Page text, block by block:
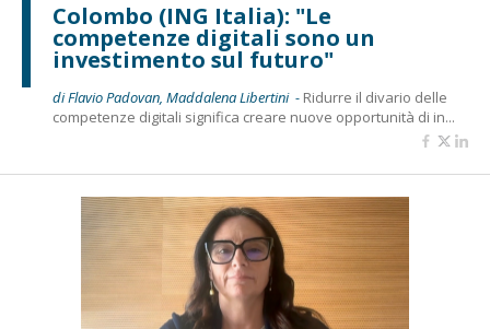
Colombo (ING Italia): "Le
competenze digitali sono un
investimento sul futuro"
di Flavio Padovan, Maddalena Libertini - Ridurre il divario delle
competenze digitali significa creare nuove opportunità di in...